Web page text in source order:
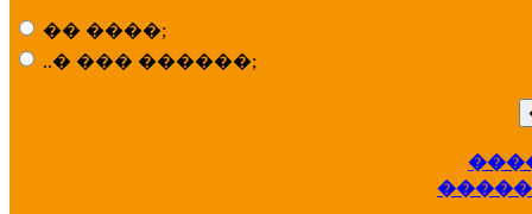
�� ����;
..� ��� ������;